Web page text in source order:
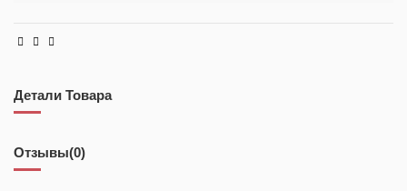
Детали Товара
Отзывы(0)